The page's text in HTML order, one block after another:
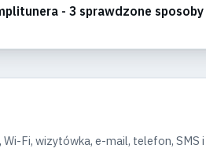
- 3 sprawdzone sposoby
Fi, wizytówka, e-mail, telefon, SMS